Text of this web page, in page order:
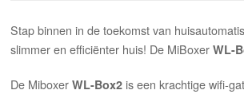
Stap binnen in de toekomst van
slimmer en efficiënter huis! De MiBoxerWL-
De MiboxerWL-Box2 is een krachtige wifi-